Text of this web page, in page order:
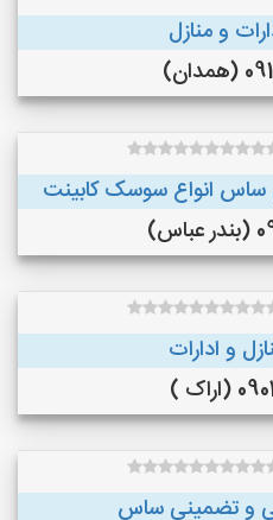
و منازل
ساس انواع سوسک کابینت
و ادارات
)
و تضمینی ساس